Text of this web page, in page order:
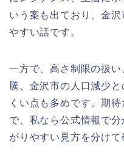
いう案も出ており、金
やすい話です。
一方で、高さ制限の扱
騰、金沢市の人口減少
くい点も多めです。期
で、私なら公式情報で
がりやすい見方を分けて